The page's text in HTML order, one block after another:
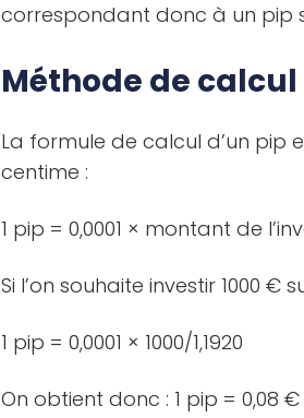
correspondant donc à un pip
Méthode de
La formule de calcul d’un pip
centime :
1 pip = 0,0001 × montant de
Si l’on souhaite investir 1000 €
1 pip = 0,0001 × 1000/1,1920
On obtient donc : 1 pip = 0,08 €